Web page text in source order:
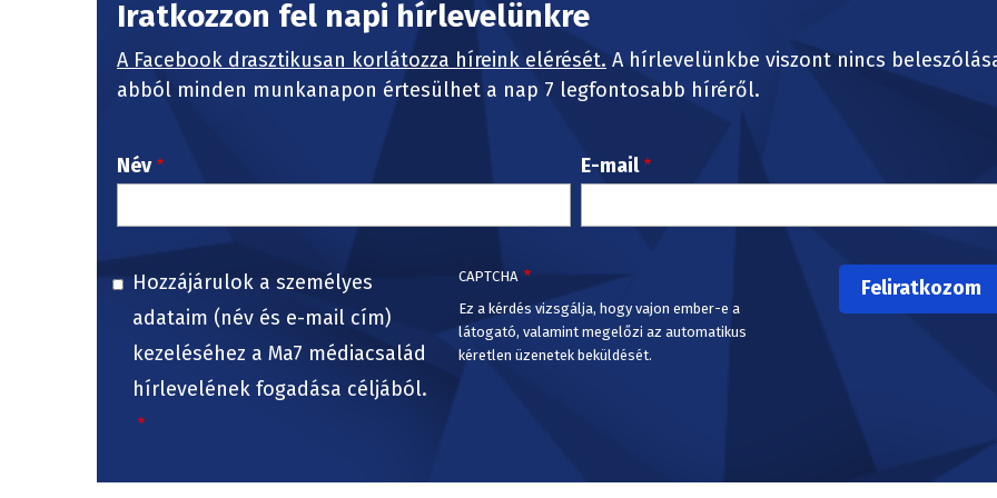
Iratkozzon fel napi hírlevelünkre
A Facebook drasztikusan korlátozza híreink elérését. A hírlevelünkbe viszont nincs
abból minden munkanapon értesülhet a nap 7 legfontosabb híréről.
Név E-mail
Hozzájárulok a személyes
adataim (név és e-mail cím)
kezeléséhez a Ma7 médiacsalád
hírlevelének fogadása céljából.
CAPTCHA
Ez a kérdés vizsgálja, hogy vajon ember-e a
látogató, valamint megelőzi az automatikus
kéretlen üzenetek beküldését.